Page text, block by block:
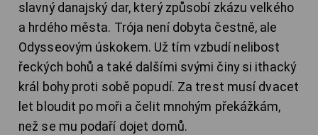
slavný danajský dar, který způsobí zkázu velkého
a hrdého města. Trója není dobyta čestně, ale
Odysseovým úskokem. Už tím vzbudí nelibost
řeckých bohů a také dalšími svými činy si ithacký
král bohy proti sobě popudí. Za trest musí dvacet
let bloudit po moři a čelit mnohým překážkám,
než se mu podaří dojet domů.